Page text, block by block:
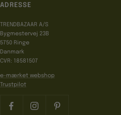
ADRESSE
TRENDBAZAAR A/S
Bygmestervej 23B
5750 Ringe
Danmark
CVR: 18581507
e-mærket webshop
Trustpilot